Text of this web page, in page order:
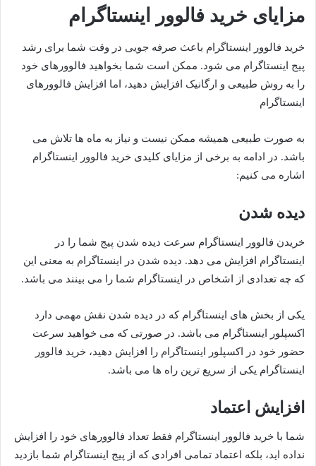
مزایای خرید فالوور اینستاگرام
خرید فالوور اینستاگرام باعث صرفه جویی در وقت شما برای رشد
پیج اینستاگرام می شود. ممکن است شما بخواهید فالوورهای خود
را به روش طبیعی و ارگانیک افزایش دهید، اما افزایش فالوورهای
اینستاگرام
به صورت طبیعی همیشه ممکن نیست و نیاز به ماه ها تلاش می
باشد. در ادامه به برخی از مزایای کلیدی خرید فالوور اینستاگرام
اشاره می کنیم:
دیده شدن
خریدن فالوور اینستاگرام سرعت دیده شدن پیج شما را در
اینستاگرام افزایش می دهد. دیده شدن در اینستاگرام به معنی این
که چه تعدادی از اشخاص در اینستاگرام شما را می بینند می باشد.
یکی از بخش های اینستاگرام که در دیده شدن نقش مهمی دارد
اکسپلور اینستاگرام می باشد. در صورتی که می خواهید سرعت
حضور خود در اکسپلور اینستاگرام را افزایش دهید، خرید فالوور
اینستاگرام یکی از سریع ترین راه ها می باشد.
افزایش اعتماد
شما با خرید فالوور اینستاگرام فقط تعداد فالوورهای خود را افزایش
نداده اید، بلکه اعتماد تمامی افرادی که از پیج اینستاگرام شما بازدید